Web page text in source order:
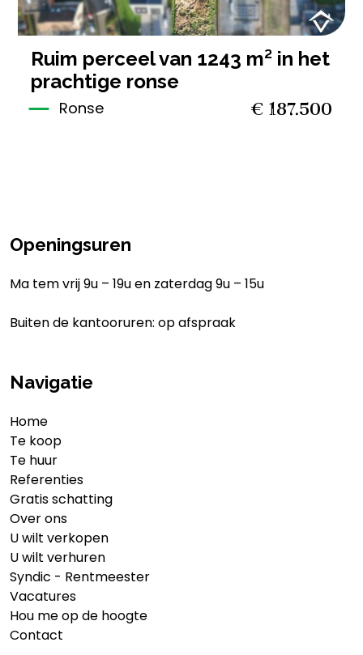
ruim perceel van 1243 m² in het
prachtige ronse
Ronse € 187.500
Openingsuren
Ma tem vrij 9u – 19u en zaterdag 9u – 15u
Buiten de kantooruren: op afspraak
Navigatie
Home
Te koop
Te huur
Referenties
Gratis schatting
Over ons
U wilt verkopen
U wilt verhuren
Syndic - Rentmeester
Vacatures
Hou me op de hoogte
Contact